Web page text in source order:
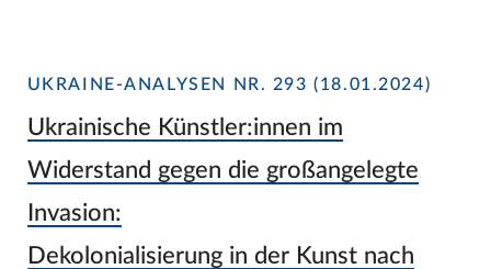
UKRAINE-ANALYSEN NR. 293 (18.01.2024)
Ukrainische Künstler:innen im
Widerstand gegen die großangelegte
Invasion:
Dekolonialisierung in der Kunst nach